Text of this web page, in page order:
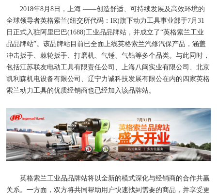
2018年8月8日，上海 ——创造舒适、可持续发展及高效环境的
全球领导者英格索兰(纽交所代码：IR)旗下动力工具事业部于7月31
日正式入驻阿里巴巴(1688)工业品品牌站，并成立了“英格索兰工业
品品牌站”。该品牌站目前已全面上线英格索兰汽修汽保产品，涵盖
冲击扳手、棘轮扳手、打磨机、气锤、气钻等多个品类。与此同时，
包括江苏联友电动工具有限责任公司、上海八闽实业有限公司、北京
凯利森机电设备有限公司、辽宁力诚科技发展有限公在内的四家英格
索兰动力工具的优质经销商也已经加入该品牌站。
英格索兰工业品品牌站将以全新的模式深化与经销商的合作共赢
关系。一方面，双方将共同帮助用户快速找到需要的商品，并享受更